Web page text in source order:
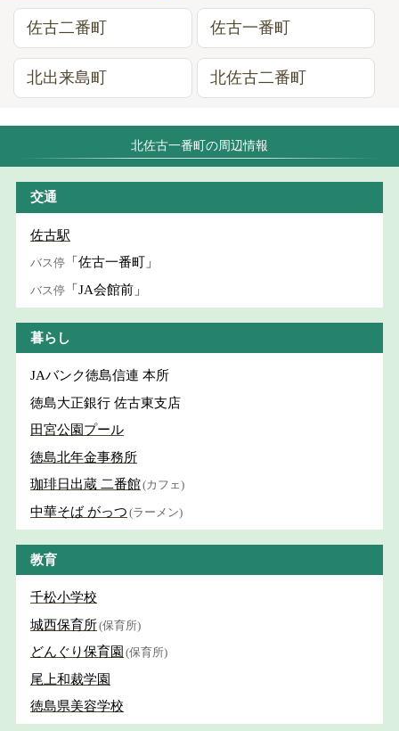
佐古二番町 佐古一番町
北出来島町 北佐古二番町
北佐古一番町の周辺情報
交通
佐古駅
バス停 「佐古一番町」
バス停 「JA会館前」
暮らし
JAバンク徳島信連 本所
徳島大正銀行 佐古東支店
田宮公園プール
徳島北年金事務所
珈琲日出蔵 二番館(カフェ)
中華そば がっつ (ラーメン)
教育
千松小学校
城西保育所(保育所)
どんぐり保育園 (保育所)
尾上和裁学園
徳島県美容学校